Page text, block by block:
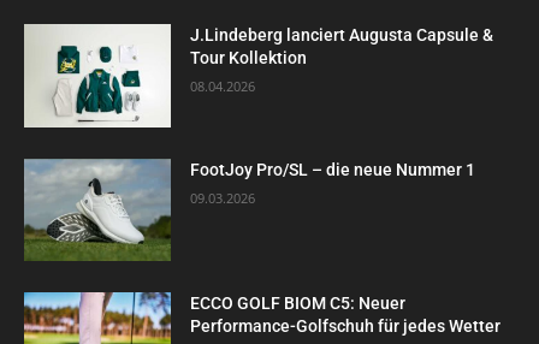
J.Lindeberg lanciert Augusta Capsule &
Tour Kollektion
08.04.2026
FootJoy Pro/SL – die neue Nummer 1
09.03.2026
ECCO GOLF BIOM C5: Neuer
Performance-Golfschuh für jedes Wetter